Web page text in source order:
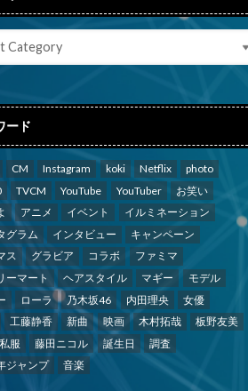
ード
CM Instagram koki Netflix
photo
TVCM YouTube YouTuber
お笑い
アニメ イベント
イルミネーション
グラム
インタビュー
キャンペーン
ス
グラビア コラボ
ファミマ
ーマート
ヘアスタイル マギー
モデル
ローラ 乃木坂46 内田理央
女優
工藤静香 新曲 映画 木村拓哉
板野友美
私服 藤田ニコル 誕生日
調査
ジャンプ
音楽